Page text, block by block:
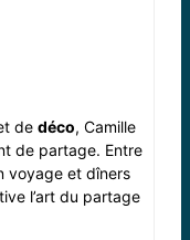
de déco, Camille
de partage. Entre
voyage et dîners
l’art du partage